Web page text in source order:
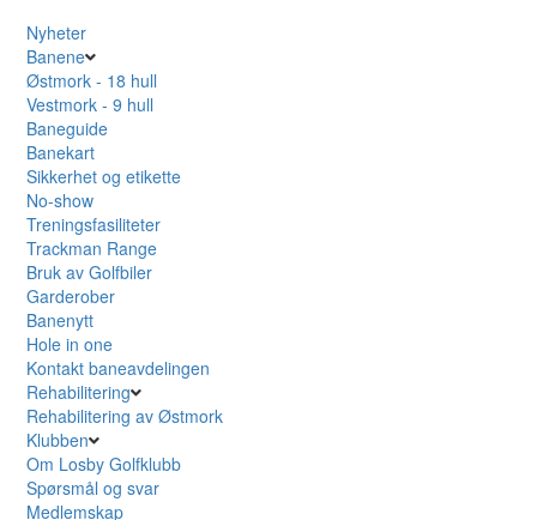
Nyheter
Banene
Østmork - 18 hull
Vestmork - 9 hull
Baneguide
Banekart
Sikkerhet og etikette
No-show
Treningsfasiliteter
Trackman Range
Bruk av Golfbiler
Garderober
Banenytt
Hole in one
Kontakt baneavdelingen
Rehabilitering
Rehabilitering av Østmork
Klubben
Om Losby Golfklubb
Spørsmål og svar
Medlemskap